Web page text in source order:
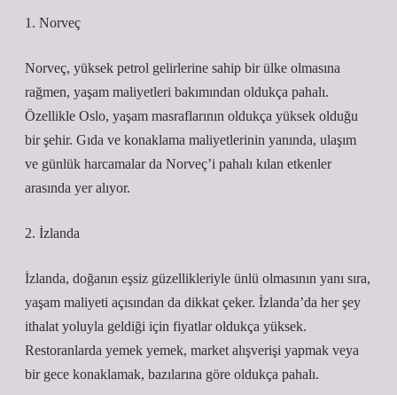
1. Norveç
Norveç, yüksek petrol gelirlerine sahip bir ülke olmasına
rağmen, yaşam maliyetleri bakımından oldukça pahalı.
Özellikle Oslo, yaşam masraflarının oldukça yüksek olduğu
bir şehir. Gıda ve konaklama maliyetlerinin yanında, ulaşım
ve günlük harcamalar da Norveç’i pahalı kılan etkenler
arasında yer alıyor.
2. İzlanda
İzlanda, doğanın eşsiz güzellikleriyle ünlü olmasının yanı sıra,
yaşam maliyeti açısından da dikkat çeker. İzlanda’da her şey
ithalat yoluyla geldiği için fiyatlar oldukça yüksek.
Restoranlarda yemek yemek, market alışverişi yapmak veya
bir gece konaklamak, bazılarına göre oldukça pahalı.